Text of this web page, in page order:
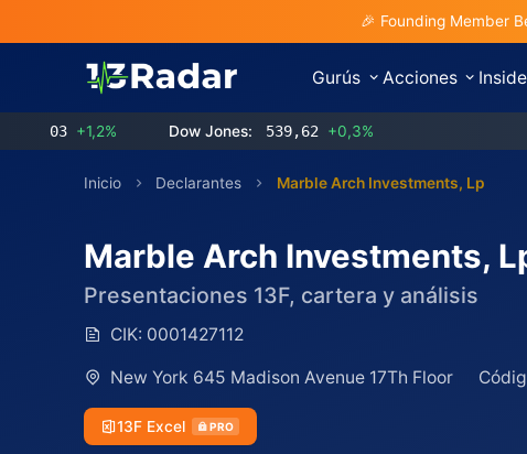
🎉 Founding Member
Gurús Acciones
+1,2% Dow Jones: 539,62 +0,3%
Inicio Declarantes Marble Arch Investments, Lp
Marble Arch Investments,
Presentaciones 13F, cartera y análisis
CIK: 0001427112
New York 645 Madison Avenue 17Th Floor
13F Excel PRO